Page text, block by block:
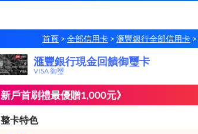
首頁 全部信用卡 滙豐銀行全部信用卡
滙豐銀行現金回饋御璽卡
滙豐銀行現金回饋御璽卡
VISA 御璽
新戶首刷禮最優贈1,000元》
整卡特色